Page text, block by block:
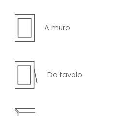
A muro
Da tavolo